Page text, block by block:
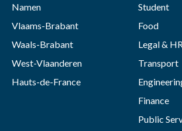
Namen
Vlaams-Brabant
Waals-Brabant
West-Vlaanderen
Hauts-de-France
Student
Food
Legal & HR
Transport
Finance
Public